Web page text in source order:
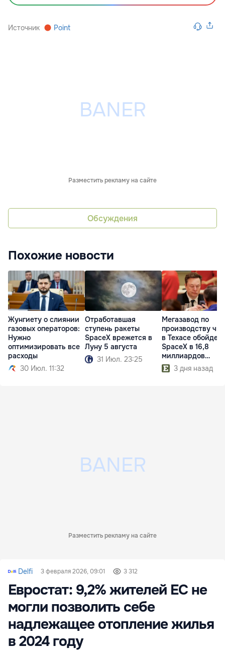
Источник Point
Разместить рекламу на сайте
Обсуждения
Похожие новости
Жунгиету о слиянии
газовых операторов:
Нужно
оптимизировать все
расходы
30 Июл. 11:32
Отработавшая
ступень ракеты
SpaceX врежется в
Луну 5 августа
31 Июл. 23:25
Мегазавод по
производству
в Техасе
SpaceX в 16,8
миллиардов
долларов
3 дня назад
Разместить рекламу на сайте
Delfi 3 февраля 2026, 09:01 3 312
Евростат: 9,2% жителей ЕС не
могли позволить себе
надлежащее отопление жилья
в 2024 году